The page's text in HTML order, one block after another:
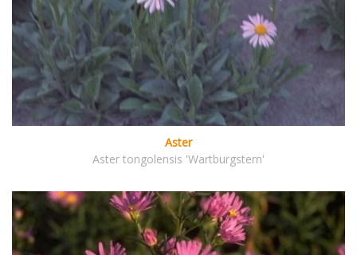
Aster
Aster tongolensis 'Wartburgstern'